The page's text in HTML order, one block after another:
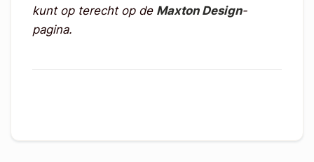
kunt op terecht op de Maxton Design-
pagina.